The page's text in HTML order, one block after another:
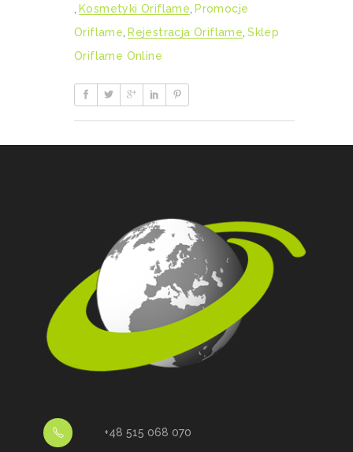
Kosmetyki Oriflame Promocje
Oriflame Rejestracja Oriflame Sklep
Oriflame Online
+48 515 068 070